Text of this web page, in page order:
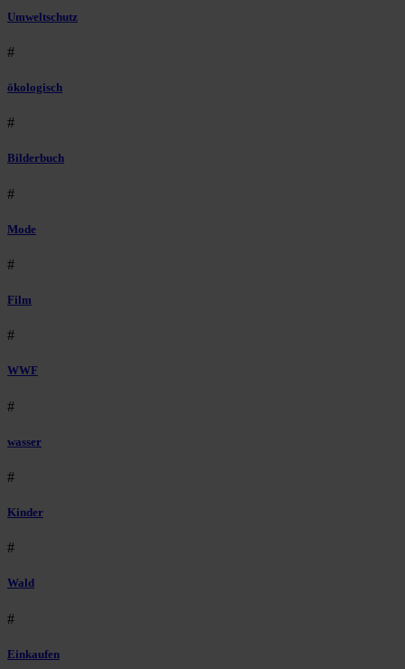
Umweltschutz
#
ökologisch
#
Bilderbuch
#
Mode
#
Film
#
WWF
#
wasser
#
Kinder
#
Wald
#
Einkaufen